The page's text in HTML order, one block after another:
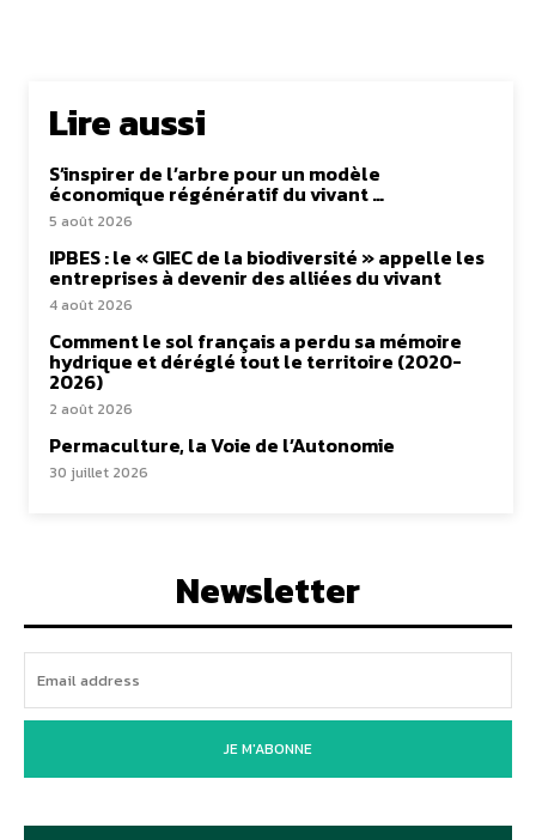
Lire aussi
S’inspirer de l’arbre pour un modèle
économique régénératif du vivant …
5 août 2026
IPBES : le « GIEC de la biodiversité » appelle les
entreprises à devenir des alliées du vivant
4 août 2026
Comment le sol français a perdu sa mémoire
hydrique et déréglé tout le territoire (2020-
2026)
2 août 2026
Permaculture, la Voie de l’Autonomie
30 juillet 2026
Newsletter
JE M'ABONNE